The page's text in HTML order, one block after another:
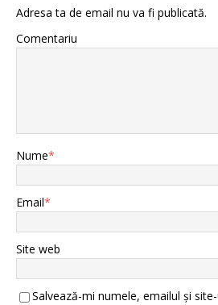
Adresa ta de email nu va fi publicată.
Comentariu
Nume*
Email*
Site web
Salvează-mi numele, emailul și